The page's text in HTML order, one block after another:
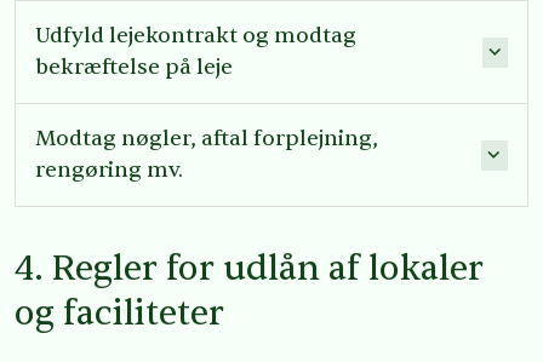
Udfyld lejekontrakt og modtag
bekræftelse på leje
Modtag nøgler, aftal forplejning,
rengøring mv.
4. Regler for udlån af lokaler
og faciliteter